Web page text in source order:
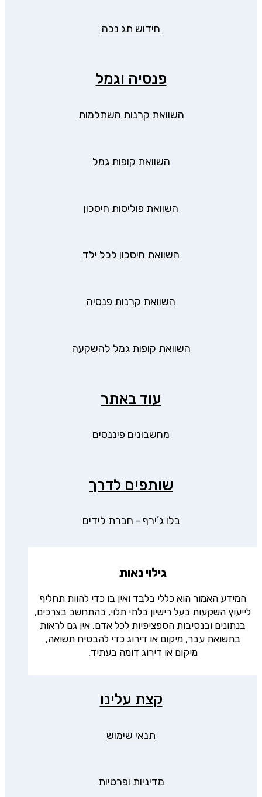
חידוש תג נכה
פנסיה וגמל
השוואת קרנות השתלמות
השוואת קופות גמל
השוואת פוליסות חיסכון
השוואת חיסכון לכל ילד
השוואת קרנות פנסיה
השוואת קופות גמל להשקעה
עוד באתר
מחשבונים פיננסים
שותפים לדרך
בלו ג’ירף - חברת לידים
גילוי נאות
המידע האמור הוא כללי בלבד ואין בו כדי להוות תחליף
לייעוץ השקעות בעל רישיון בלתי תלוי, בהתחשב בצרכים,
בנתונים ובנסיבות הספציפיות לכל אדם. אין גם לראות
בתשואת עבר, מיקום או דירוג כדי להבטיח תשואה,
מיקום או דירוג דומה בעתיד.
קצת עלינו
תנאי שימוש
מדיניות ופרטיות